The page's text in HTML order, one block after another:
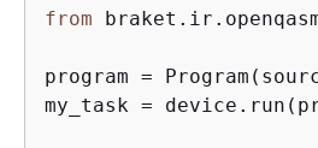
from
program =
my_task =